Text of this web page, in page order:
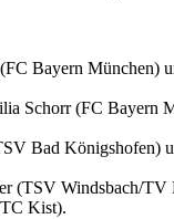
Bayern München)
Schorr (FC Bayern
Bad Königshofen)
Windsbach/
Kist).